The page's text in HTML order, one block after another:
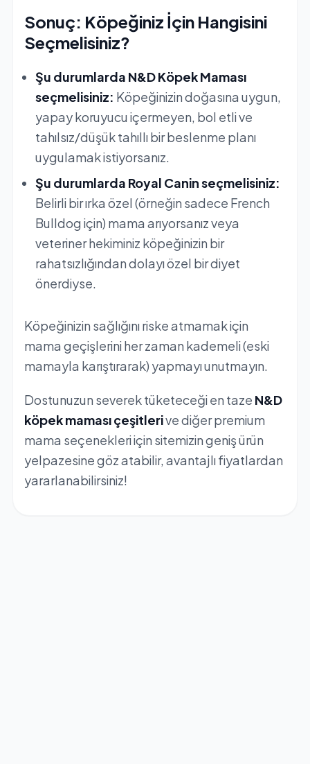
Sonuç: Köpeğiniz İçin Hangisini
Seçmelisiniz?
Şu durumlarda N&D Köpek Maması
seçmelisiniz: Köpeğinizin doğasına uygun,
yapay koruyucu içermeyen, bol etli ve
tahılsız/düşük tahıllı bir beslenme planı
uygulamak istiyorsanız.
Şu durumlarda Royal Canin seçmelisiniz:
Belirli bir ırka özel (örneğin sadece French
Bulldog için) mama arıyorsanız veya
veteriner hekiminiz köpeğinizin bir
rahatsızlığından dolayı özel bir diyet
önerdiyse.
Köpeğinizin sağlığını riske atmamak için
mama geçişlerini her zaman kademeli (eski
mamayla karıştırarak) yapmayı unutmayın.
Dostunuzun severek tüketeceği en taze N&D
köpek maması çeşitlerive diğer premium
mama seçenekleri için sitemizin geniş ürün
yelpazesine göz atabilir, avantajlı fiyatlardan
yararlanabilirsiniz!